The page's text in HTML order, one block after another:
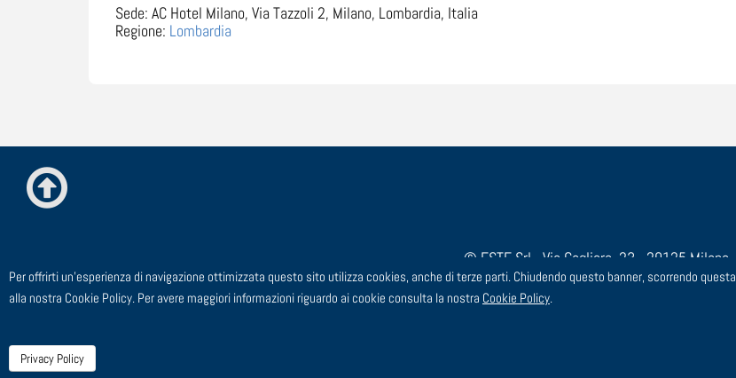
Sede: AC Hotel Milano, Via Tazzoli 2, Milano, Lombardia, Italia
Regione: Lombardia
© ESTE Srl - Via Cagliero, 23 - 20125 Milano
TEL: 02 91 43 44 00 - FAX: 02 91 43 44 24 - EMAIL:
Per offrirti un'esperienza di navigazione ottimizzata questo sito utilizza cookies, anche di terze parti. Chiudendo questo banner, scorrendo
alla nostra Cookie Policy. Per avere maggiori informazioni riguardo ai cookie consulta la nostra Cookie Policy.
Privacy Policy